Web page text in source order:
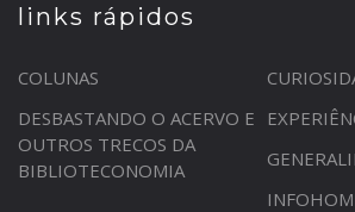
links rápidos
COLUNAS
DESBASTANDO O ACERVO E
OUTROS TRECOS DA
BIBLIOTECONOMIA